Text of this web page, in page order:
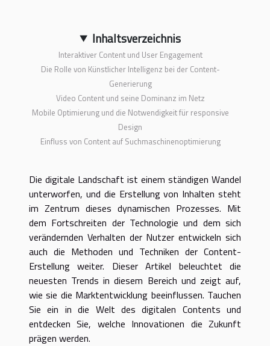
Inhaltsverzeichnis
Interaktiver Content und User Engagement
Die Rolle von Künstlicher Intelligenz bei der Content-
Generierung
Video Content und seine Dominanz im Netz
Mobile Optimierung und die Notwendigkeit für responsive
Design
Einfluss von Content auf Suchmaschinenoptimierung
Die digitale Landschaft ist einem ständigen Wandel
unterworfen, und die Erstellung von Inhalten steht
im Zentrum dieses dynamischen Prozesses. Mit
dem Fortschreiten der Technologie und dem sich
verändernden Verhalten der Nutzer entwickeln sich
auch die Methoden und Techniken der Content-
Erstellung weiter. Dieser Artikel beleuchtet die
neuesten Trends in diesem Bereich und zeigt auf,
wie sie die Marktentwicklung beeinflussen. Tauchen
Sie ein in die Welt des digitalen Contents und
entdecken Sie, welche Innovationen die Zukunft
prägen werden.